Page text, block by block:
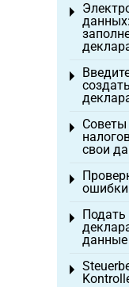
Toggle
Toggle
свои
Toggle
ошибки
Toggle
данные
Toggle
Toggle